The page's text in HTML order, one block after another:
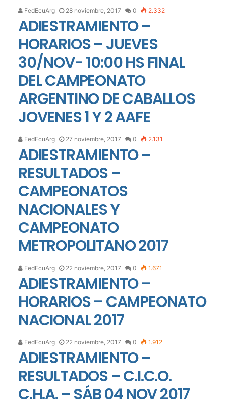
FedEcuArg 28 noviembre, 2017 0 2.332
ADIESTRAMIENTO –
HORARIOS – JUEVES
30/NOV- 10:00 HS FINAL
DEL CAMPEONATO
ARGENTINO DE CABALLOS
JOVENES 1 Y 2 AAFE
FedEcuArg 27 noviembre, 2017 0 2.131
ADIESTRAMIENTO –
RESULTADOS –
CAMPEONATOS
NACIONALES Y
CAMPEONATO
METROPOLITANO 2017
FedEcuArg 22 noviembre, 2017 0 1.671
ADIESTRAMIENTO –
HORARIOS – CAMPEONATO
NACIONAL 2017
FedEcuArg 22 noviembre, 2017 0 1.912
ADIESTRAMIENTO –
RESULTADOS – C.I.C.O.
C.H.A. – SÁB 04 NOV 2017